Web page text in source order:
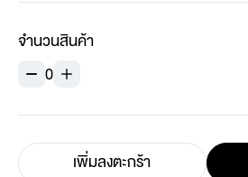
จำนวนสินค้า
0
เพิ่มลงตะกร้า